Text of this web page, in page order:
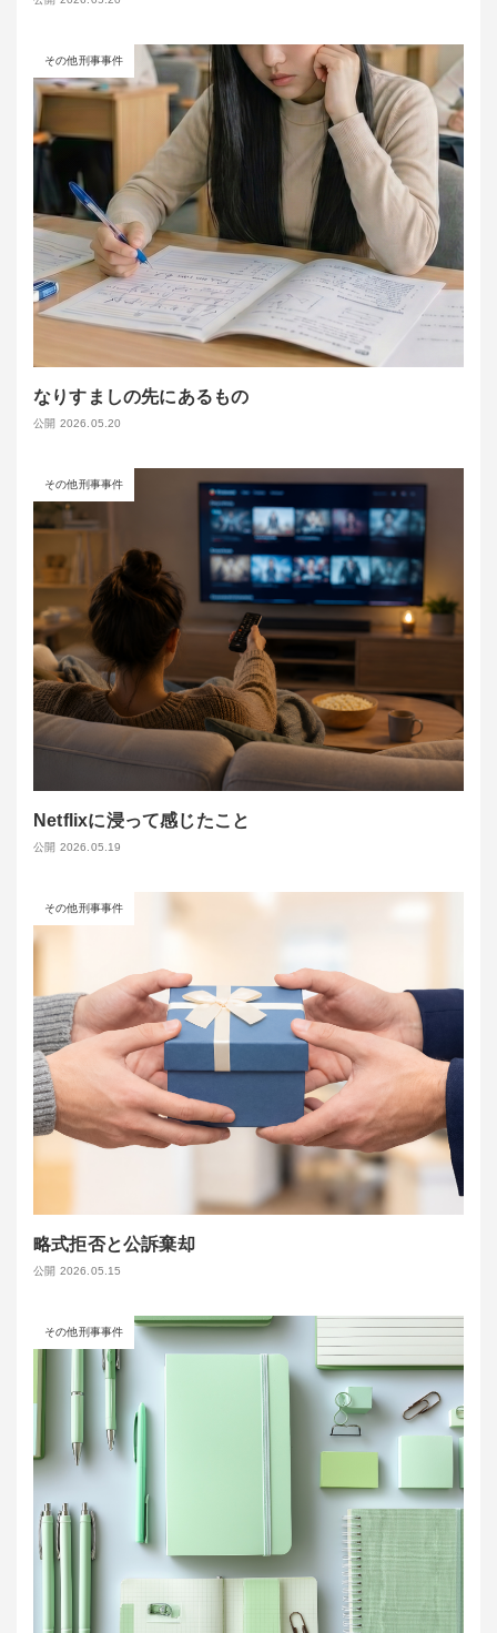
その他刑事事件
なりすましの先にあるもの
公開 2026.05.20
その他刑事事件
Netflixに浸って感じたこと
公開 2026.05.19
その他刑事事件
略式拒否と公訴棄却
公開 2026.05.15
その他刑事事件